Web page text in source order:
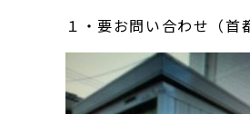
１・要お問い合わせ（首